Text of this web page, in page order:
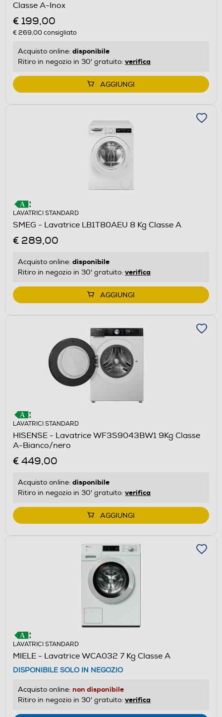
Classe A-Inox
€ 199,00
€ 269,00consigliato
Acquisto online: disponibile
Ritiro in negozio in 30' gratuito: verifica
AGGIUNGI
LAVATRICI STANDARD
SMEG - Lavatrice LB1T80AEU 8 Kg Classe A
€ 289,00
Acquisto online: disponibile
Ritiro in negozio in 30' gratuito: verifica
AGGIUNGI
LAVATRICI STANDARD
HISENSE - Lavatrice WF3S9043BW1 9Kg Classe
A-Bianco/nero
€ 449,00
Acquisto online: disponibile
Ritiro in negozio in 30' gratuito: verifica
AGGIUNGI
LAVATRICI STANDARD
MIELE - Lavatrice WCA032 7 Kg Classe A
DISPONIBILE SOLO IN NEGOZIO
Acquisto online: non disponibile
Ritiro in negozio in 30' gratuito: verifica